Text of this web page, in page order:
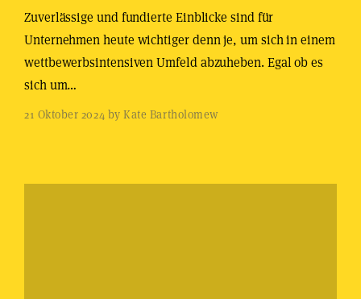
Zuverlässige und fundierte Einblicke sind für
Unternehmen heute wichtiger denn je, um sich in einem
wettbewerbsintensiven Umfeld abzuheben. Egal ob es
sich um…
21 Oktober 2024 by Kate Bartholomew